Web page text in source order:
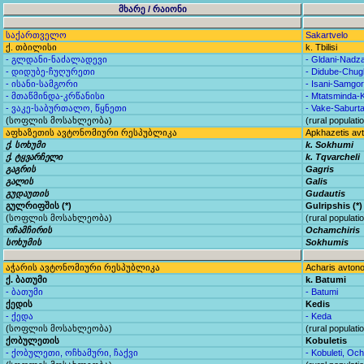
მხარე / რაიონი
საქართველო
Sakartvelo
ქ. თბილისი
k. Tbilisi
- გლდანი-ნაძალადევი
- Gldani-
- დიდუბე-ჩუღურეთი
- Didube-
- ისანი-სამგორი
- Isani-
- მთაწმინდა-კრწანისი
- Mtatsminda-
- ვაკე-საბურთალო, წყნეთი
- Vake-
(სოფლის მოსახლეობა)
(rural
აფხაზეთის ავტონომიური რესპუბლიკა
Apkhazetis
ქ. სოხუმი
k. Sokhumi
ქ. ტყვარჩელი
k. Tqvarcheli
გაგრის
Gagris
გალის
Galis
გუდაუთის
Gudautis
გულრიფშის (*)
Gulripshis (*)
(სოფლის მოსახლეობა)
(rural
ოჩამჩირის
Ochamchiris
სოხუმის
Sokhumis
აჭარის ავტონომიური რესპუბლიკა
Acharis
ქ. ბათუმი
k. Batumi
- ბათუმი
- Batumi
ქედის
Kedis
- ქედა
- Keda
(სოფლის მოსახლეობა)
(rural
ქობულეთის
Kobuletis
- ქობულეთი, ოჩხამური, ჩაქვი
- Kobuleti,